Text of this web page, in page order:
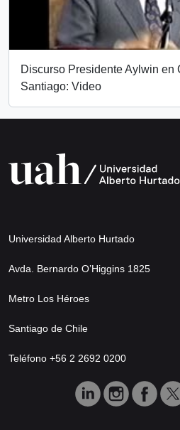
Discurso Presidente Aylwin en
Santiago: Video
Universidad Alberto Hurtado
Avda. Bernardo O’Higgins 1825
Metro Los Héroes
Santiago de Chile
Teléfono +56 2 2692 0200